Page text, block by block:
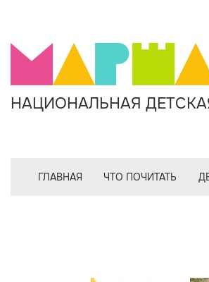
НАЦИОНАЛЬНАЯ
ГЛАВНАЯ ЧТО ПОЧИТАТЬ